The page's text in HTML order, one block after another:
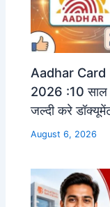
Aadhar
2026 :10 साल से
जल्दी करे
August 6, 2026